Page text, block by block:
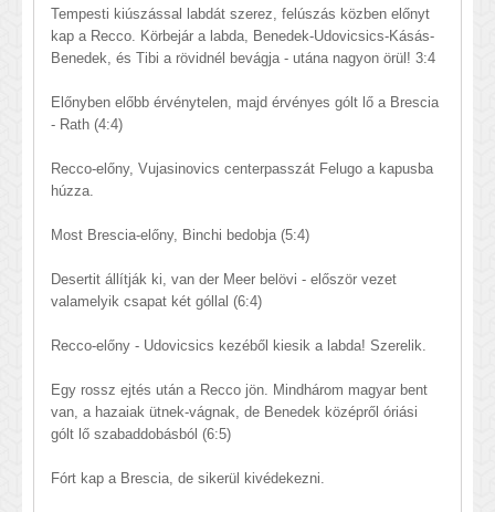
Tempesti kiúszással labdát szerez, felúszás közben előnyt
kap a Recco. Körbejár a labda, Benedek-Udovicsics-Kásás-
Benedek, és Tibi a rövidnél bevágja - utána nagyon örül! 3:4
Előnyben előbb érvénytelen, majd érvényes gólt lő a Brescia
- Rath (4:4)
Recco-előny, Vujasinovics centerpasszát Felugo a kapusba
húzza.
Most Brescia-előny, Binchi bedobja (5:4)
Desertit állítják ki, van der Meer belövi - először vezet
valamelyik csapat két góllal (6:4)
Recco-előny - Udovicsics kezéből kiesik a labda! Szerelik.
Egy rossz ejtés után a Recco jön. Mindhárom magyar bent
van, a hazaiak ütnek-vágnak, de Benedek középről óriási
gólt lő szabaddobásból (6:5)
Fórt kap a Brescia, de sikerül kivédekezni.